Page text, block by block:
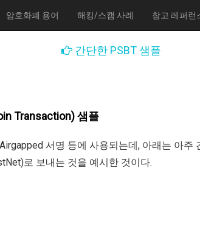
암호화폐 용어 해킹/스캠 사례 참고 레퍼런
간단한 PSBT 샘플
Transaction) 샘플
서명 등에 사용되는데, 아래는 아주
로 보내는 것을 예시한 것이다.